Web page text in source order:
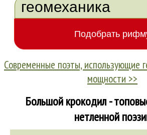
Современные поэты, использующие
мощности >>
Большой крокодил -
нетленной